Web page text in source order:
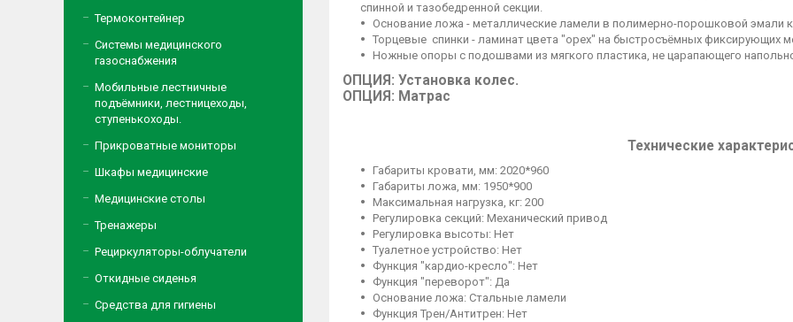
спинной и тазобедренной секции.
Основание ложа - металлические ламели в полимерно-порошковой эмали
Торцевые спинки - ламинат цвета "орех" на быстросъёмных фиксирующих
Ножные опоры с подошвами из мягкого пластика, не царапающего
ОПЦИЯ: Установка колес.
ОПЦИЯ: Матрас
Технические
Габариты кровати, мм: 2020*960
Габариты ложа, мм: 1950*900
Максимальная нагрузка, кг: 200
Регулировка секций: Механический привод
Регулировка высоты: Нет
Туалетное устройство: Нет
Функция "кардио-кресло": Нет
Функция "переворот": Да
Основание ложа: Стальные ламели
Функция Трен/Антитрен: Нет
Термоконтейнер
Системы медицинского
газоснабжения
Мобильные лестничные
подъёмники, лестницеходы,
ступенькоходы.
Прикроватные мониторы
Шкафы медицинские
Медицинские столы
Тренажеры
Рециркуляторы-облучатели
Откидные сиденья
Средства для гигиены